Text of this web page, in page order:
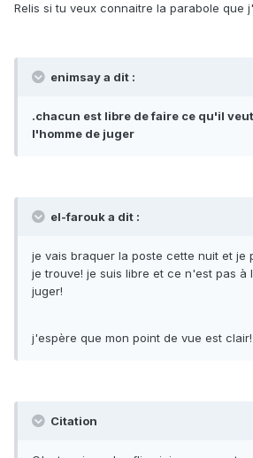
Relis si tu veux connaitre la parabole que
enimsay a dit :
.chacun est libre de faire ce qu'il
l'homme de juger
el-farouk a dit :
je vais braquer la poste cette nuit et je
je trouve! je suis libre et ce n'est pas à
juger!
j'espère que mon point de vue est clair!
Citation